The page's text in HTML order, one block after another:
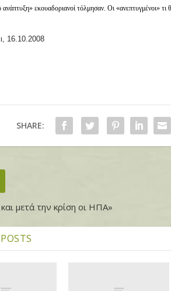
εκουαδοριανοί τόλμησαν. Οι «ανεπτυγμένοι» τι
16.10.2008
SHARE:
μετά την κρίση οι ΗΠΑ»